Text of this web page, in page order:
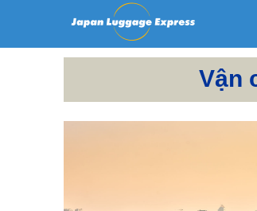
Vận